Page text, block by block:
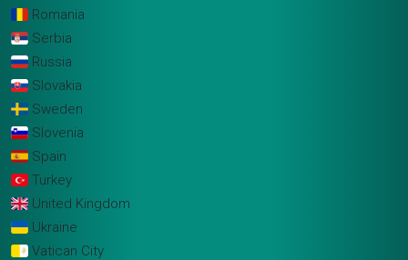
Romania
Serbia
Russia
Slovakia
Sweden
Slovenia
Spain
Turkey
United Kingdom
Ukraine
Vatican City